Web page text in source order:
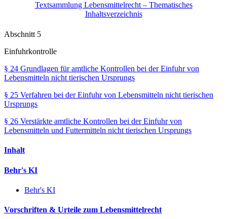
Textsammlung Lebensmittelrecht – Thematisches
Inhaltsverzeichnis
Abschnitt 5
Einfuhrkontrolle
§ 24 Grundlagen für amtliche Kontrollen bei der Einfuhr von
Lebensmitteln nicht tierischen Ursprungs
§ 25 Verfahren bei der Einfuhr von Lebensmitteln nicht tierischen
Ursprungs
§ 26 Verstärkte amtliche Kontrollen bei der Einfuhr von
Lebensmitteln und Futtermitteln nicht tierischen Ursprungs
Inhalt
Behr's KI
Behr's KI
Vorschriften & Urteile zum Lebensmittelrecht